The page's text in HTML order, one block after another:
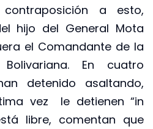
a esto,
hijo del General Mota
el Comandante de la
En cuatro
detenido asaltando,
vez le detienen “in
libre, comentan que